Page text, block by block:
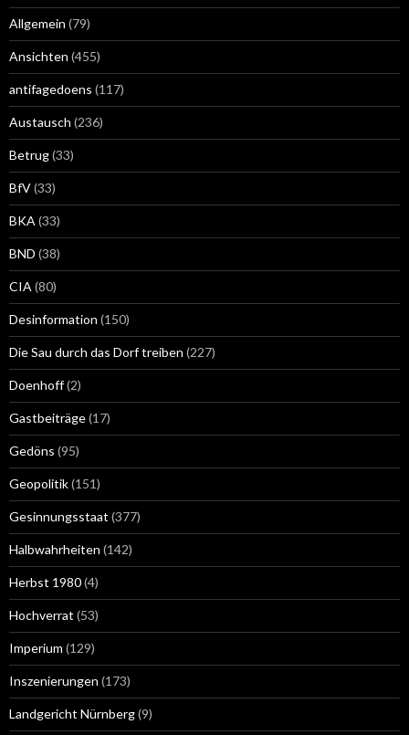
Allgemein (79)
Ansichten (455)
antifagedoens (117)
Austausch (236)
Betrug(33)
BfV(33)
BKA (33)
BND (38)
CIA (80)
Desinformation (150)
Die Sau durch das Dorf treiben (227)
Doenhoff(2)
Gastbeiträge(17)
Gedöns (95)
Geopolitik(151)
Gesinnungsstaat (377)
Halbwahrheiten (142)
Herbst 1980(4)
Hochverrat (53)
Imperium (129)
Inszenierungen (173)
Landgericht Nürnberg(9)